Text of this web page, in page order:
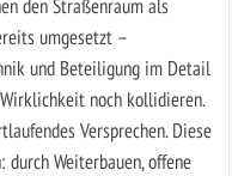
umgesetzt –
und Beteiligung im Detail
noch kollidieren.
Versprechen. Diese
durch Weiterbauen, offene